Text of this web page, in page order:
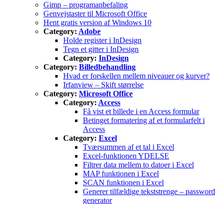
Gimp – programanbefaling
Genvejstaster til Microsoft Office
Hent gratis version af Windows 10
Category: Adobe
Holde register i InDesign
Tegn et gitter i InDesign
Category: InDesign
Category: Billedbehandling
Hvad er forskellen mellem niveauer og kurver?
Irfanview – Skift størrelse
Category: Microsoft Office
Category: Access
Få vist et billede i en Access formular
Betinget formatering af et formularfelt i
Access
Category: Excel
Tværsummen af et tal i Excel
Excel-funktionen YDELSE
Filtrer data mellem to datoer i Excel
MAP funktionen i Excel
SCAN funktionen i Excel
Generer tilfældige tekststrenge – password
generator